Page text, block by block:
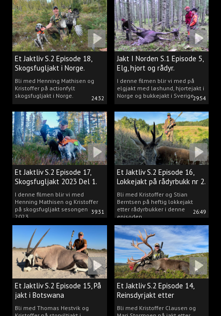
24:32
Et Jaktliv S.2 Episode 18,
Skogsfugljakt i Norge.
Bli med Henning Mathisen og
Kristoffer på actionfylt
skogsfugljakt i Norge.
29:54
Jakt I Norden S.1 Episode 5,
Elg, hjort og rådyr.
I denne filmen blir vi med på
elgjakt med løshund, hjortejakt i
Norge og bukkejakt i Sverige.
39:31
Et Jaktliv S.2 Episode 17,
Skogsfugljakt 2023 Del 1.
I denne filmen blir vi med
Henning Mathisen og Kristoffer
på skogsfugljakt sesongen
2023.
26:49
Et Jaktliv S.2 Episode 16,
Lokkejakt på rådyrbukk nr 2.
Bli med Kristoffer og Stian
Berntsen på heftig lokkejakt
etter rådyrbukker i denne
episoden.
Et Jaktliv S.2 Episode 15, På
jakt i Botswana
Bli med Thomas Hestvik og
Et Jaktliv S.2 Episode 14,
Reinsdyrjakt etter
storbukker.
Bli med Kristoffer Clausen og